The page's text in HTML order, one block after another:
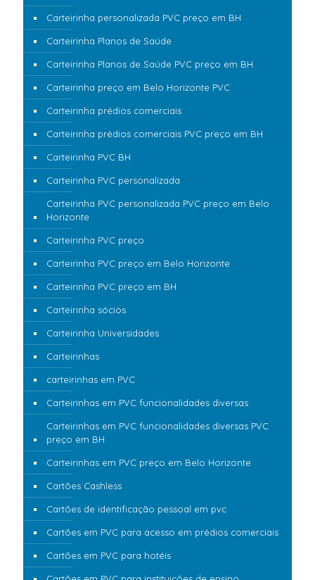
Carteirinha personalizada PVC preço em BH
Carteirinha Planos de Saúde
Carteirinha Planos de Saúde PVC preço em BH
Carteirinha preço em Belo Horizonte PVC
Carteirinha prédios comerciais
Carteirinha prédios comerciais PVC preço em BH
Carteirinha PVC BH
Carteirinha PVC personalizada
Carteirinha PVC personalizada PVC preço em Belo
Horizonte
Carteirinha PVC preço
Carteirinha PVC preço em Belo Horizonte
Carteirinha PVC preço em BH
Carteirinha sócios
Carteirinha Universidades
Carteirinhas
carteirinhas em PVC
Carteirinhas em PVC funcionalidades diversas
Carteirinhas em PVC funcionalidades diversas PVC
preço em BH
Carteirinhas em PVC preço em Belo Horizonte
Cartões Cashless
Cartões de identificação pessoal em pvc
Cartões em PVC para acesso em prédios comerciais
Cartões em PVC para hotéis